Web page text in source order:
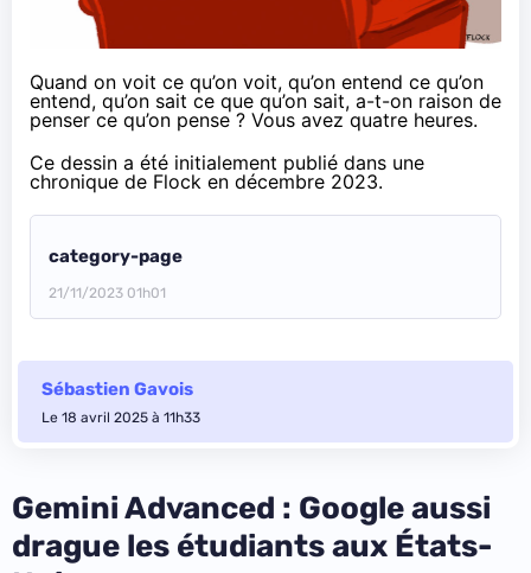
Quand on voit ce qu’on voit, qu’on entend ce qu’on
entend, qu’on sait ce que qu’on sait, a-t-on raison de
penser ce qu’on pense ? Vous avez quatre heures.
Ce dessin a été initialement publié dans une
chronique de Flock en décembre 2023.
category-page
21/11/2023 01h01
Sébastien Gavois
Le 18 avril 2025 à 11h33
Gemini Advanced : Google aussi
drague les étudiants aux États-